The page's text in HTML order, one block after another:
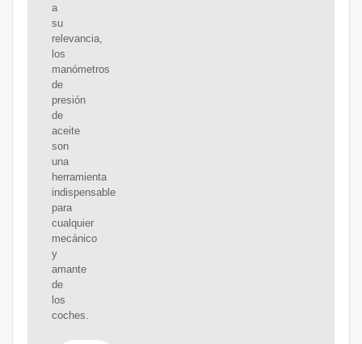
a
su
relevancia,
los
manómetros
de
presión
de
aceite
son
una
herramienta
indispensable
para
cualquier
mecánico
y
amante
de
los
coches.